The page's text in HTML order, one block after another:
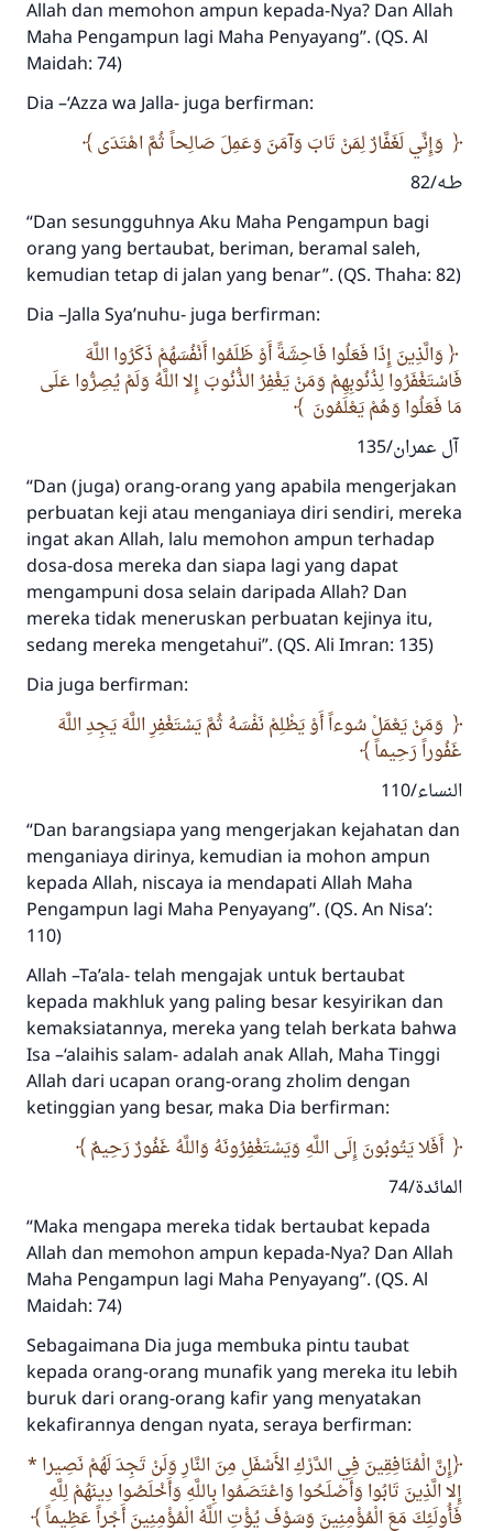
Allah dan memohon ampun kepada-Nya? Dan Allah
Maha Pengampun lagi Maha Penyayang”. (QS. Al
Maidah: 74)
Dia –‘Azza wa Jalla- juga berfirman:
وَإِنِّي لَغَفَّارٌ لِمَنْ تَابَ وَآمَنَ وَعَمِلَ صَالِحاً ثُمَّ اهْتَدَى
طـه/82
“Dan sesungguhnya Aku Maha Pengampun bagi
orang yang bertaubat, beriman, beramal saleh,
kemudian tetap di jalan yang benar”. (QS. Thaha: 82)
Dia –Jalla Sya’nuhu- juga berfirman:
وَالَّذِينَ إِذَا فَعَلُوا فَاحِشَةً أَوْ ظَلَمُوا أَنْفُسَهُمْ ذَكَرُوا اللَّهَ
فَاسْتَغْفَرُوا لِذُنُوبِهِمْ وَمَنْ يَغْفِرُ الذُّنُوبَ إِلا اللَّهُ وَلَمْ يُصِرُّوا عَلَى
مَا فَعَلُوا وَهُمْ يَعْلَمُونَ
آل عمران/135
“Dan (juga) orang-orang yang apabila mengerjakan
perbuatan keji atau menganiaya diri sendiri, mereka
ingat akan Allah, lalu memohon ampun terhadap
dosa-dosa mereka dan siapa lagi yang dapat
mengampuni dosa selain daripada Allah? Dan
mereka tidak meneruskan perbuatan kejinya itu,
sedang mereka mengetahui”. (QS. Ali Imran: 135)
Dia juga berfirman:
وَمَنْ يَعْمَلْ سُوءاً أَوْ يَظْلِمْ نَفْسَهُ ثُمَّ يَسْتَغْفِرِ اللَّهَ يَجِدِ اللَّهَ
غَفُوراً رَحِيماً
النساء/110
“Dan barangsiapa yang mengerjakan kejahatan dan
menganiaya dirinya, kemudian ia mohon ampun
kepada Allah, niscaya ia mendapati Allah Maha
Pengampun lagi Maha Penyayang”. (QS. An Nisa’:
110)
Allah –Ta’ala- telah mengajak untuk bertaubat
kepada makhluk yang paling besar kesyirikan dan
kemaksiatannya, mereka yang telah berkata bahwa
Isa –‘alaihis salam- adalah anak Allah, Maha Tinggi
Allah dari ucapan orang-orang zholim dengan
ketinggian yang besar, maka Dia berfirman:
أَفَلا يَتُوبُونَ إِلَى اللَّهِ وَيَسْتَغْفِرُونَهُ وَاللَّهُ غَفُورٌ رَحِيمٌ
المائدة/74
“Maka mengapa mereka tidak bertaubat kepada
Allah dan memohon ampun kepada-Nya? Dan Allah
Maha Pengampun lagi Maha Penyayang”. (QS. Al
Maidah: 74)
Sebagaimana Dia juga membuka pintu taubat
kepada orang-orang munafik yang mereka itu lebih
buruk dari orang-orang kafir yang menyatakan
kekafirannya dengan nyata, seraya berfirman:
إِنَّ الْمُنَافِقِينَ فِي الدَّرْكِ الأَسْفَلِ مِنَ النَّارِ وَلَنْ تَجِدَ لَهُمْ نَصِيرا *
إِلا الَّذِينَ تَابُوا وَأَصْلَحُوا وَاعْتَصَمُوا بِاللَّهِ وَأَخْلَصُوا دِينَهُمْ لِلَّهِ
فَأُولَئِكَ مَعَ الْمُؤْمِنِينَ وَسَوْفَ يُؤْتِ اللَّهُ الْمُؤْمِنِينَ أَجْراً عَظِيماً